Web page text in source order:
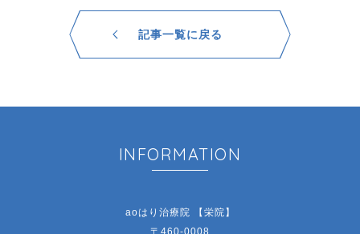
記事一覧に戻る
INFORMATION
aoはり治療院 【栄院】
〒460-0008